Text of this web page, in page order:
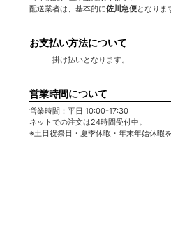
配送業者は、基本的に佐川急便となりま
お支払い方法について
掛け払いとなります。
営業時間について
営業時間：平日 10:00-17:30
ネットでの注文は24時間受付中。
※土日祝祭日・夏季休暇・年末年始休暇